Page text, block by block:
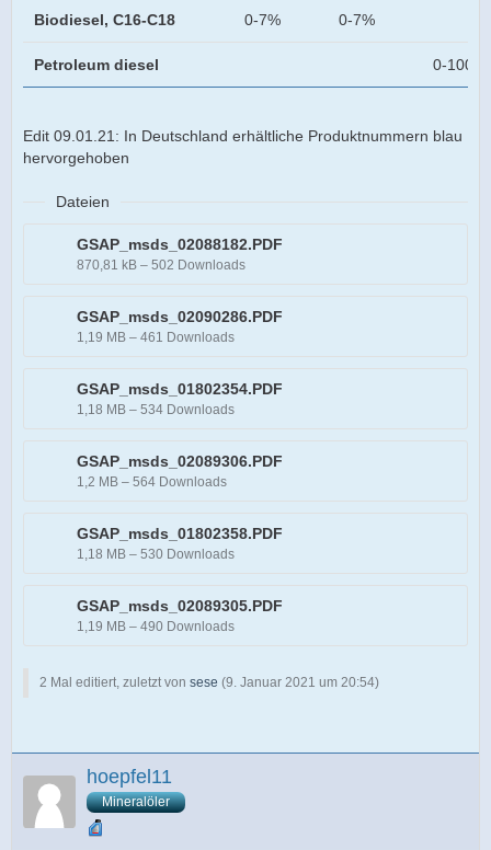
Biodiesel, C16-C18 0-7% 0-7%
Petroleum diesel 0-100%
Edit 09.01.21: In Deutschland erhältliche Produktnummern blau
hervorgehoben
Dateien
GSAP_msds_02088182.PDF
870,81 kB – 502 Downloads
GSAP_msds_02090286.PDF
1,19 MB – 461 Downloads
GSAP_msds_01802354.PDF
1,18 MB – 534 Downloads
GSAP_msds_02089306.PDF
1,2 MB – 564 Downloads
GSAP_msds_01802358.PDF
1,18 MB – 530 Downloads
GSAP_msds_02089305.PDF
1,19 MB – 490 Downloads
2 Mal editiert, zuletzt von sese (9. Januar 2021 um 20:54)
hoepfel11
Mineralöler